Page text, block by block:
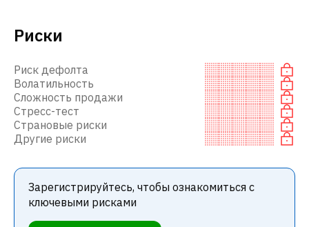
Риски
Риск дефолта
Волатильность
Сложность продажи
Стресс-тест
Страновые риски
Другие риски
Зарегистрируйтесь, чтобы ознакомиться с
ключевыми рисками